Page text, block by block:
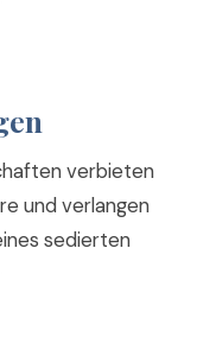
verbieten
und verlangen
sedierten